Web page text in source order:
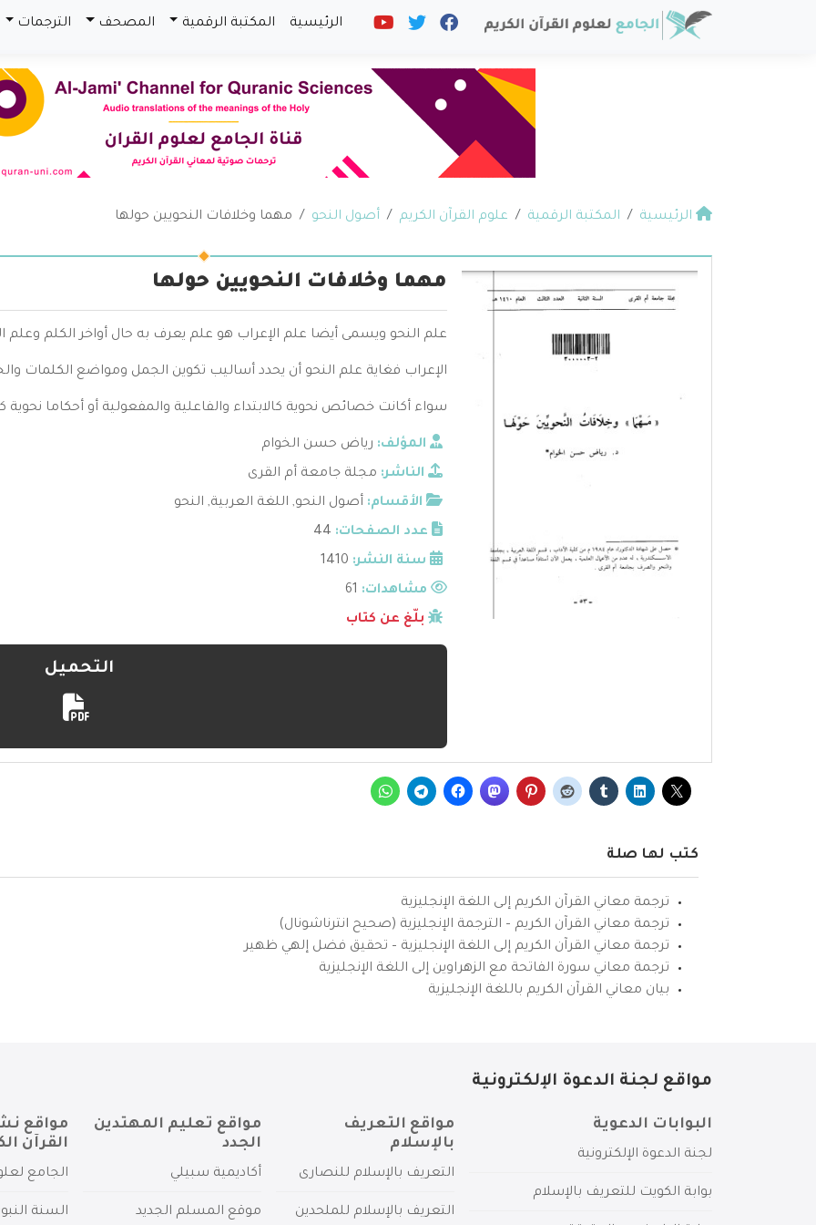
الرئيسية المكتبة الرقمية المصحف الترجمات
الرئيسية المكتبة الرقمية علوم القرآن الكريم أصول النحو مهما وخلافات النحويين حولها
مهما وخلافات النحويين حولها
علم النحو ويسمى أيضا علم الإعراب هو علم يعرف به حال أواخر الكلم
الإعراب فغاية علم النحو أن يحدد أساليب تكوين الجمل ومواضع الكلمات
سواء أكانت خصائص نحوية كالابتداء والفاعلية والمفعولية أو أحكاما نحوية
المؤلف: رياض حسن الخوام
الناشر: مجلة جامعة أم القرى
الأقسام: أصول النحو, اللغة العربية, النحو
عدد الصفحات: 44
سنة النشر: 1410
مشاهدات:
بلّغ عن كتاب
التحميل
كتب لها صلة
ترجمة معاني القرآن الكريم إلى اللغة الإنجليزية
ترجمة معاني القرآن الكريم – الترجمة الإنجليزية (صحيح انترناشونال)
ترجمة معاني القرآن الكريم إلى اللغة الإنجليزية – تحقيق فضل إلهي ظهير
ترجمة معاني سورة الفاتحة مع الزهراوين إلى اللغة الإنجليزية
بيان معاني القرآن الكريم باللغة الإنجليزية
مواقع لجنة الدعوة الإلكترونية
البوابات الدعوية
لجنة الدعوة الإلكترونية
بوابة الكويت للتعريف بالإسلام
مواقع التعريف
بالإسلام
التعريف بالإسلام للنصارى
التعريف بالإسلام للملحدين
مواقع تعليم المهتدين
الجدد
أكاديمية سبيلي
موقع المسلم الجديد
مواقع
القرآن
الجامع
السنة